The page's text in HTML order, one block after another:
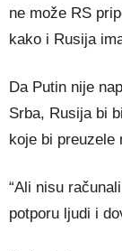
ne može RS
kako i Rusija
Da Putin nije
Srba, Rusija bi
koje bi preuzele
“Ali nisu
potporu ljudi i